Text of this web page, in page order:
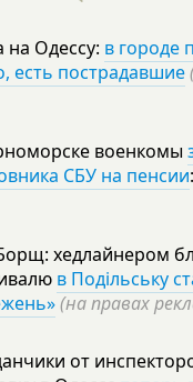
на Одессу: в городе
есть пострадавшие
военкомы
СБУ на пенсии
хедлайнером
в Подільську
(на правах
от